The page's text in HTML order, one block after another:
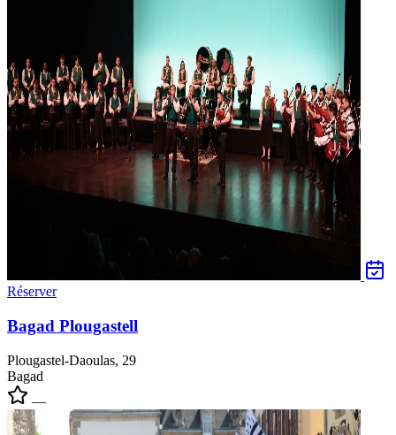
Réserver
Bagad Plougastell
Plougastel-Daoulas, 29
Bagad
—